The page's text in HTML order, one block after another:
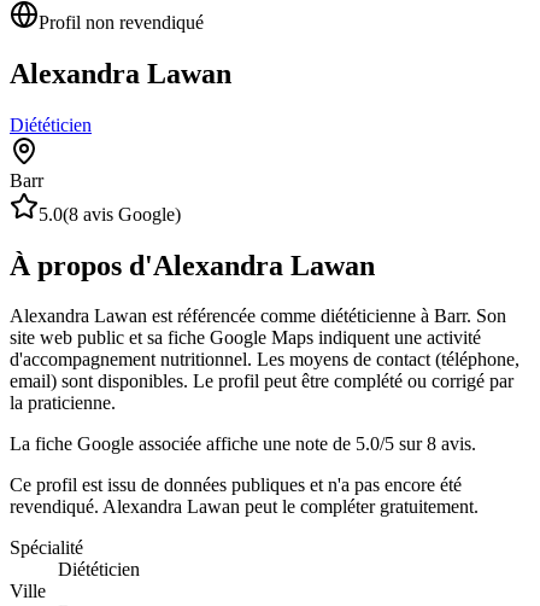
Profil non revendiqué
Alexandra Lawan
Diététicien
Barr
5.0(8 avis Google)
À propos d'Alexandra Lawan
Alexandra Lawan est référencée comme diététicienne à Barr. Son
site web public et sa fiche Google Maps indiquent une activité
d'accompagnement nutritionnel. Les moyens de contact (téléphone,
email) sont disponibles. Le profil peut être complété ou corrigé par
la praticienne.
La fiche Google associée affiche une note de 5.0/5 sur 8 avis.
Ce profil est issu de données publiques et n'a pas encore été
revendiqué. Alexandra Lawan peut le compléter gratuitement.
Spécialité
Diététicien
Ville